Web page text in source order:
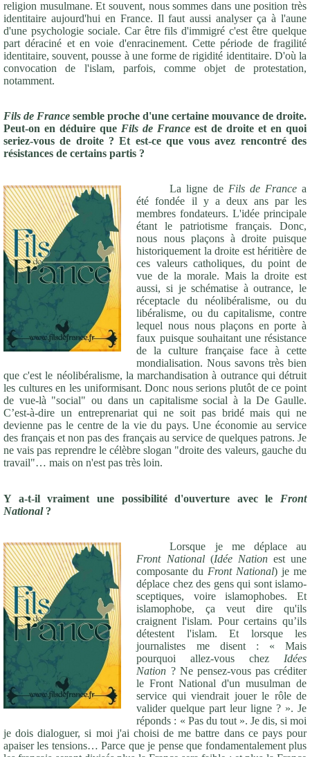
religion musulmane. Et souvent, nous sommes dans une position très
identitaire aujourd'hui en France. Il faut aussi analyser ça à l'aune
d'une psychologie sociale. Car être fils d'immigré c'est être quelque
part déraciné et en voie d'enracinement. Cette période de fragilité
identitaire, souvent, pousse à une forme de rigidité identitaire. D'où la
convocation de l'islam, parfois, comme objet de protestation,
notamment.
Fils de France semble proche d'une certaine mouvance de droite.
Peut-on en déduire que Fils de France est de droite et en quoi
seriez-vous de droite ? Et est-ce que vous avez rencontré des
résistances de certains partis ?
La ligne de Fils de Francea
été fondée il y a deux ans par les
membres fondateurs. L'idée principale
étant le patriotisme français. Donc,
nous nous plaçons à droite puisque
historiquement la droite est héritière de
ces valeurs catholiques, du point de
vue de la morale. Mais la droite est
aussi, si je schématise à outrance, le
réceptacle du néolibéralisme, ou du
libéralisme, ou du capitalisme, contre
lequel nous nous plaçons en porte à
faux puisque souhaitant une résistance
de la culture française face à cette
mondialisation. Nous savons très bien
que c'est le néolibéralisme, la marchandisation à outrance qui détruit
les cultures en les uniformisant. Donc nous serions plutôt de ce point
de vue-là "social" ou dans un capitalisme social à la De Gaulle.
C’est-à-dire un entreprenariat qui ne soit pas bridé mais qui ne
devienne pas le centre de la vie du pays. Une économie au service
des français et non pas des français au service de quelques patrons. Je
ne vais pas reprendre le célèbre slogan "droite des valeurs, gauche du
travail"… mais on n'est pas très loin.
Y a-t-il vraiment une possibilité d'ouverture avec le Front
National?
Lorsque je me déplace au
Front National(Idée Nationest une
composante du Front National) je me
déplace chez des gens qui sont islamo-
sceptiques, voire islamophobes. Et
islamophobe, ça veut dire qu'ils
craignent l'islam. Pour certains qu’ils
détestent l'islam. Et lorsque les
journalistes me disent : « Mais
pourquoi allez-vous chez Idées
Nation ? Ne pensez-vous pas créditer
le Front National d'un musulman de
service qui viendrait jouer le rôle de
valider quelque part leur ligne ? ». Je
réponds : « Pas du tout ». Je dis, si moi
je dois dialoguer, si moi j'ai choisi de me battre dans ce pays pour
apaiser les tensions… Parce que je pense que fondamentalement plus